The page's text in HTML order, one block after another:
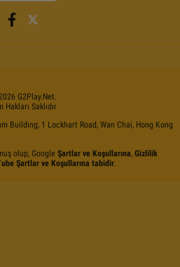
G2Play.net.
Hakları Saklıdır
Building, 1 Lockhart Road, Wan Chai, Hong Kong
olup, Google Şartlar ve Koşullarına, Gizlilik
Şartlar ve Koşullarına tabidir.